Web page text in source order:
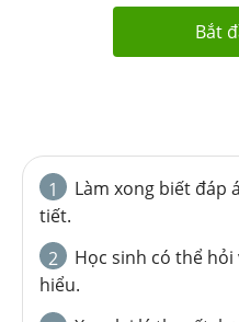
Bắt
1
Làm xong biết đáp
tiết.
2
Học sinh có thể
hiểu.